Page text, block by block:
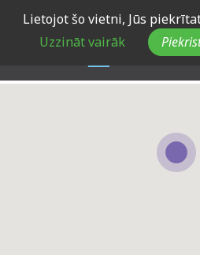
Lietojot šo vietni, Jūs
Uzzināt vairāk